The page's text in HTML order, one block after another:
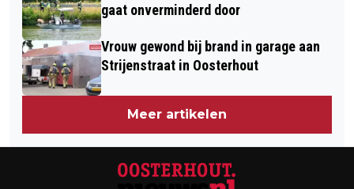
gaat onverminderd door
Vrouw gewond bij brand in garage aan
Strijenstraat in Oosterhout
Meer artikelen